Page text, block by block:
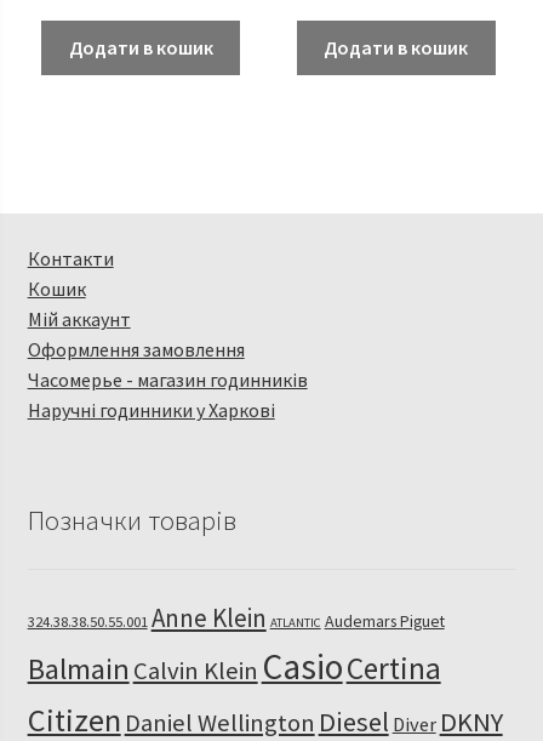
Додати в кошик Додати в кошик
Контакти
Кошик
Мій аккаунт
Оформлення замовлення
Часомерье - магазин годинників
Наручні годинники у Харкові
Позначки товарів
324.38.38.50.55.001 Anne Klein ATLANTIC Audemars Piguet
Balmain Calvin Klein CasioCertina
Citizen Daniel Wellington Diesel Diver DKNY